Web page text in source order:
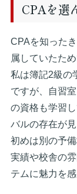
CPAを選
CPAを知った
属していたため
私は簿記2級の
ですが、自習
の資格も学習
バルの存在が
初めは別の予
実績や校舎の
テムに魅力を感